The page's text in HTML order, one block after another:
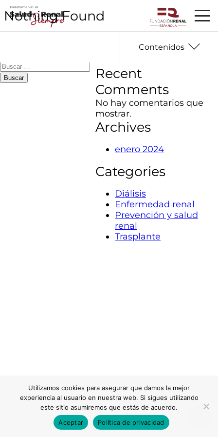
Contenidos
Nothing Found
It seems we can’t
find what you’re
Buscar:
Buscar
Recent Posts
Cookies
Recent
Comments
No hay comentarios que
mostrar.
Archives
enero 2024
Categories
Diálisis
Enfermedad renal
Prevención y salud
renal
Trasplante
Utilizamos cookies para asegurar que damos la mejor
experiencia al usuario en nuestra web. Si sigues utilizando
este sitio asumiremos que estás de acuerdo.
Aceptar
Política de privacidad